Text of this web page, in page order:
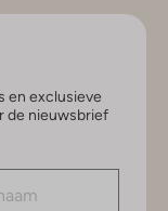
en exclusieve
de nieuwsbrief